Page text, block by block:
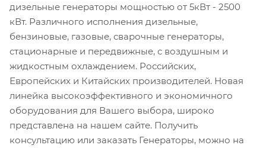
дизельные генераторы мощностью от 5кВт - 2500
кВт. Различного исполнения дизельные,
бензиновые, газовые, сварочные генераторы,
стационарные и передвижные, с воздушным и
жидкостным охлаждением. Российских,
Европейских и Китайских производителей. Новая
линейка высокоэффективного и экономичного
оборудования для Вашего выбора, широко
представлена на нашем сайте. Получить
консультацию или заказать Генераторы, можно на